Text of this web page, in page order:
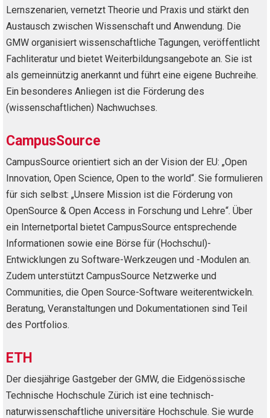
Lernszenarien, vernetzt Theorie und Praxis und stärkt den
Austausch zwischen Wissenschaft und Anwendung. Die
GMW organisiert wissenschaftliche Tagungen, veröffentlicht
Fachliteratur und bietet Weiterbildungsangebote an. Sie ist
als gemeinnützig anerkannt und führt eine eigene Buchreihe.
Ein besonderes Anliegen ist die Förderung des
(wissenschaftlichen) Nachwuchses.
CampusSource
CampusSource orientiert sich an der Vision der EU: „Open
Innovation, Open Science, Open to the world“. Sie formulieren
für sich selbst: „Unsere Mission ist die Förderung von
OpenSource & Open Access in Forschung und Lehre“. Über
ein Internetportal bietet CampusSource entsprechende
Informationen sowie eine Börse für (Hochschul)-
Entwicklungen zu Software-Werkzeugen und -Modulen an.
Zudem unterstützt CampusSource Netzwerke und
Communities, die Open Source-Software weiterentwickeln.
Beratung, Veranstaltungen und Dokumentationen sind Teil
des Portfolios.
ETH
Der diesjährige Gastgeber der GMW, die Eidgenössische
Technische Hochschule Zürich ist eine technisch-
naturwissenschaftliche universitäre Hochschule. Sie wurde